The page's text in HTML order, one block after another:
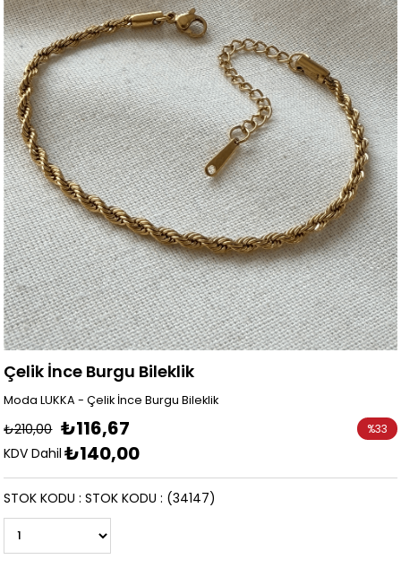
Çelik İnce Burgu Bileklik
Moda LUKKA - Çelik İnce Burgu Bileklik
₺210,00 ₺116,67
KDV Dahil ₺140,00
%33
(34147)
STOK KODU STOK KODU